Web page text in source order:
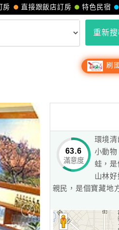
特色民宿
直接跟飯店訂房
房
重新搜
刷
63.6
滿意度
環境
小動
蛙，
山林
親民，是個寶藏地